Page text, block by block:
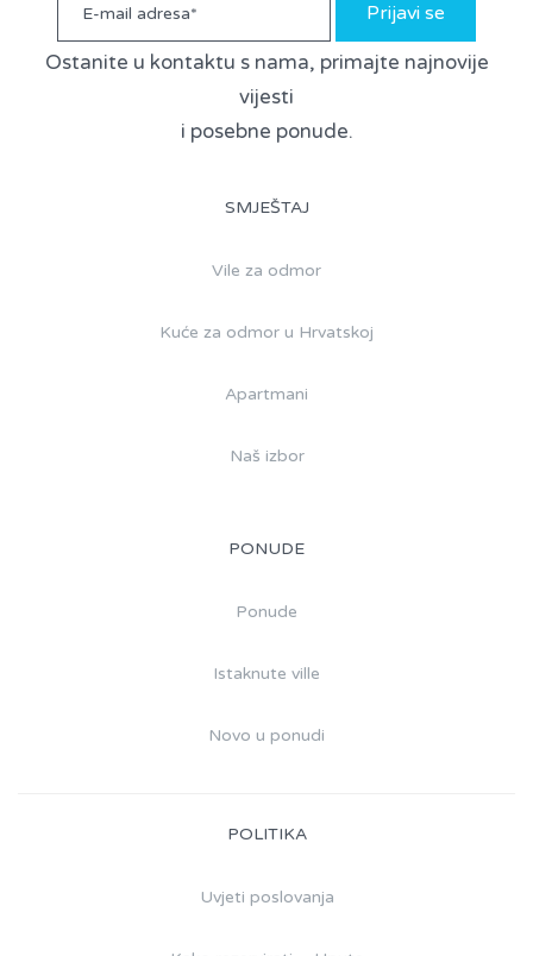
Prijavi se
Ostanite u kontaktu s nama, primajte najnovije
vijesti
i posebne ponude.
SMJEŠTAJ
Vile za odmor
Kuće za odmor u Hrvatskoj
Apartmani
Naš izbor
PONUDE
Ponude
Istaknute ville
Novo u ponudi
POLITIKA
Uvjeti poslovanja